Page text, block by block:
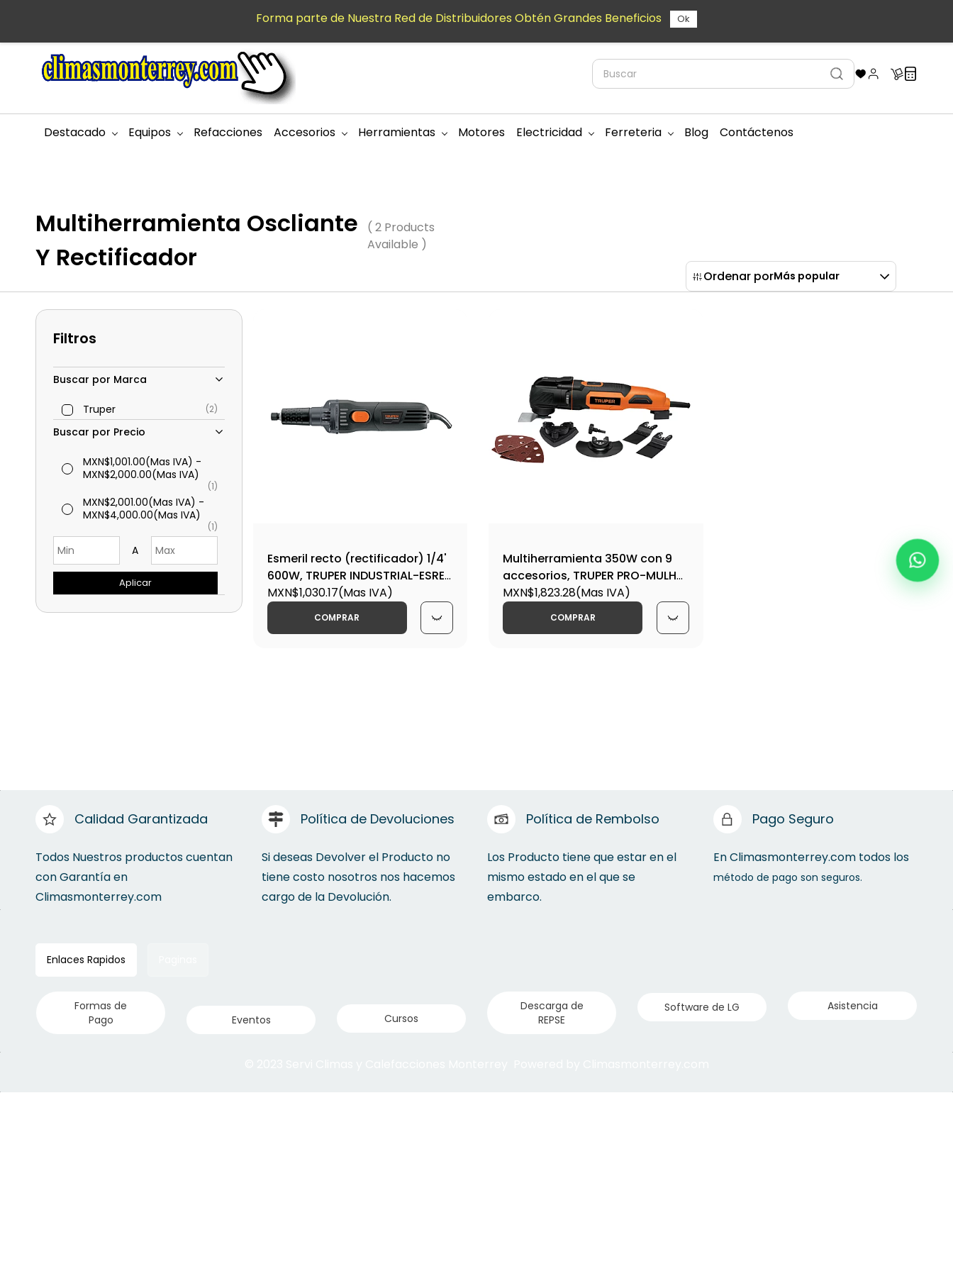
principal
Destacado Equipos Refacciones Accesorios Herramientas Motores Electricidad Ferreteria Blog Contáctenos
Multiherramienta Oscliante
Y Rectificador
( 2 Products
Available )
Ordenar porMás popular
Filtros
Buscar por Marca
Truper (2)
Buscar por Precio
MXN$1,001.00(Mas IVA) -
MXN$2,000.00(Mas IVA)
(1)
MXN$2,001.00(Mas IVA) -
MXN$4,000.00(Mas IVA)
(1)
A
Aplicar
Esmeril recto (rectificador) 1/4'
600W, TRUPER INDUSTRIAL-ESRE-
1/4N / 16871
MXN$1,030.17(Mas IVA)
COMPRAR
Multiherramienta 350W con 9
accesorios, TRUPER PRO-MULH-
35A / 102429
MXN$1,823.28(Mas IVA)
COMPRAR
Calidad Garantizada
Todos Nuestros productos cuentan
con Garantía en
Climasmonterrey.com
Política de Devoluciones
Si deseas Devolver el Producto no
tiene costo nosotros nos hacemos
cargo de la Devolución.
Política de Rembolso
Los Producto tiene que estar en el
mismo estado en el que se
embarco.
Pago Seguro
En Climasmonterrey.com todos los
método de pago son seguros.
Enlaces Rapidos
Formas de
Pago
Eventos Cursos
Descarga de
REPSE
Software de LG Asistencia
Forma parte de Nuestra Red de Distribuidores Obtén Grandes Beneficios Ok